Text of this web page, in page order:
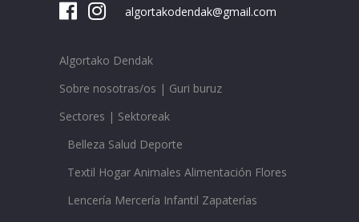
algortakodendak@gmail.com
Algortako Dendak
Sobre nosotras/os | Guri buruz
Sectores | Sektoreak
Belleza Salud Deporte
Textil Hogar Animales Alimentación Flores
Lencería Mercería Infantil Zapaterías